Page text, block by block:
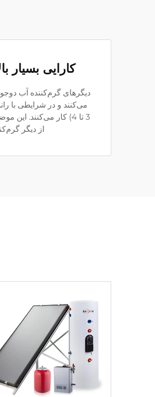
کارایی بسیار
دیگرهای گرم‌کننده آب
3 تا 4) کار می‌کنند.
از دیگر